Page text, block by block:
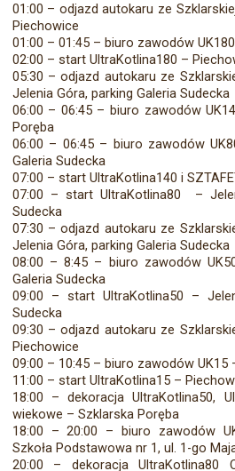
01:00 – odjazd autokaru ze
Piechowice
01:00 – 01:45 – biuro zawodów
02:00 – start UltraKotlina180 –
05:30 – odjazd autokaru ze
Jelenia Góra, parking Galeria Sudecka
06:00 – 06:45 – biuro zawodów
Poręba
06:00 – 06:45 – biuro zawodów
Galeria Sudecka
07:00 – start UltraKotlina140 i
07:00 – start UltraKotlina80 –
Sudecka
07:30 – odjazd autokaru ze
Jelenia Góra, parking Galeria Sudecka
08:00 – 8:45 – biuro zawodów
Galeria Sudecka
09:00 – start UltraKotlina50 –
Sudecka
09:30 – odjazd autokaru ze
Piechowice
09:00 – 10:45 – biuro zawodów UK15
11:00 – start UltraKotlina15 –
18:00 – dekoracja UltraKotlina50,
wiekowe – Szklarska Poręba
18:00 – 20:00 – biuro zawodów
Szkoła Podstawowa nr 1, ul. 1-go
20:00 – dekoracja UltraKotlina80